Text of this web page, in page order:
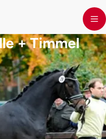
+ Timmel